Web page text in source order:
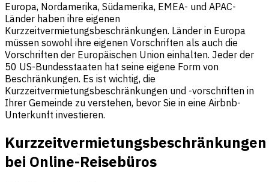
Europa, Nordamerika, Südamerika, EMEA- und APAC-
Länder haben ihre eigenen
Kurzzeitvermietungsbeschränkungen. Länder in Europa
müssen sowohl ihre eigenen Vorschriften als auch die
Vorschriften der Europäischen Union einhalten. Jeder der
50 US-Bundesstaaten hat seine eigene Form von
Beschränkungen. Es ist wichtig, die
Kurzzeitvermietungsbeschränkungen und -vorschriften in
Ihrer Gemeinde zu verstehen, bevor Sie in eine Airbnb-
Unterkunft investieren.
Kurzzeitvermietungsbeschränkungen
bei Online-Reisebüros